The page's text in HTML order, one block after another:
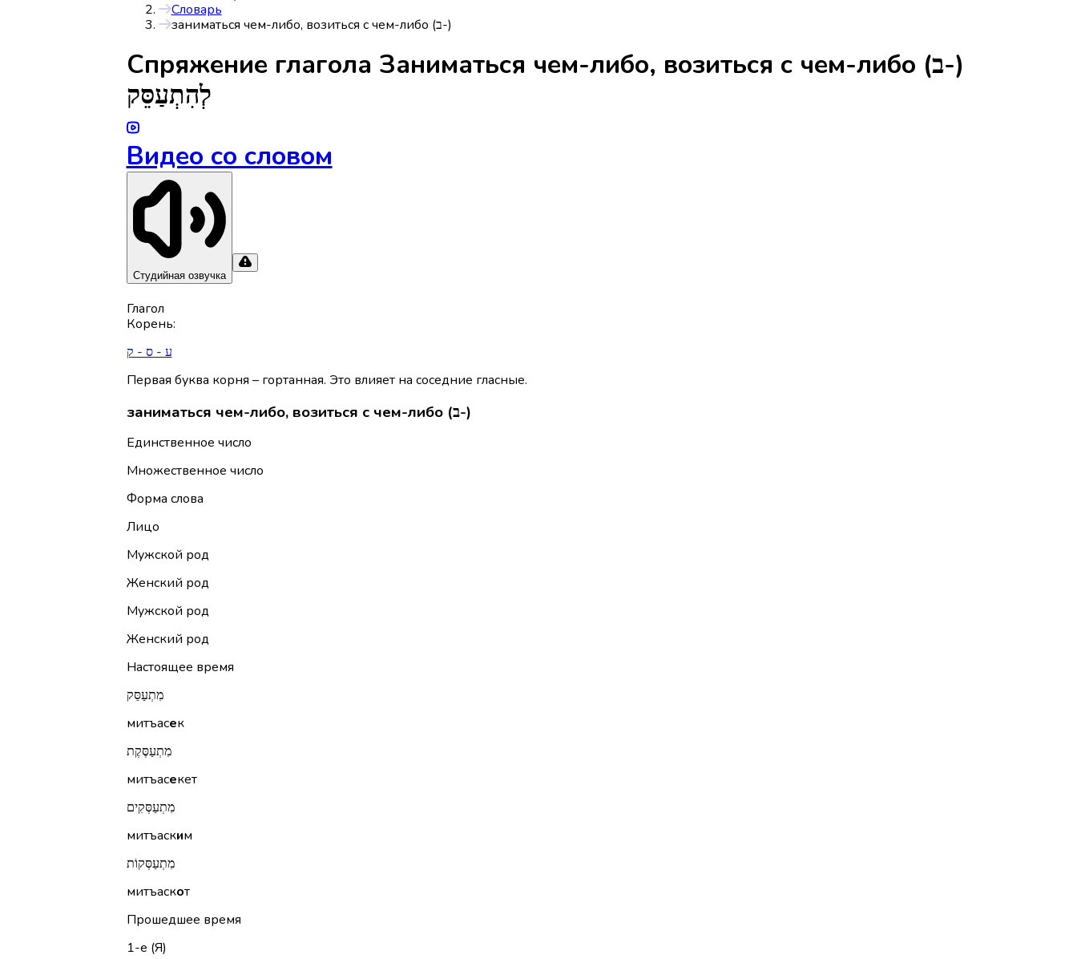
Словарь
заниматься чем-либо, возиться с чем-либо (ב-)
Спряжениe глагола
Заниматься чем-либо, возиться с чем-либо (ב-)
לְהִתְעַסֵּק
Видео со словом
Студийная озвучка
Глагол
Корень:
ע - ס - ק
Первая буква корня – гортанная. Это влияет на соседние гласные.
заниматься чем-либо, возиться с чем-либо (ב-)
Единственное число
Множественное число
Форма слова
Лицо
Мужской род
Женский род
Мужской род
Женский род
Настоящее время
מִתְעַסֵּק
митъасек
מִתְעַסֶּקֶת
митъасекет
מִתְעַסְּקִים
митъаским
מִתְעַסְּקוֹת
митъаскот
Прошедшее время
1-е (Я)